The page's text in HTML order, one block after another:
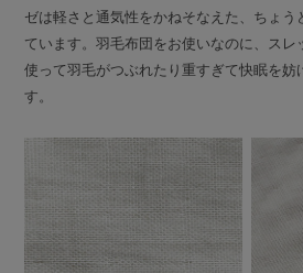
ゼは軽さと通気性をかねそなえた、ちょう
ています。羽毛布団をお使いなのに、スレ
使って羽毛がつぶれたり重すぎて快眠を妨
す。